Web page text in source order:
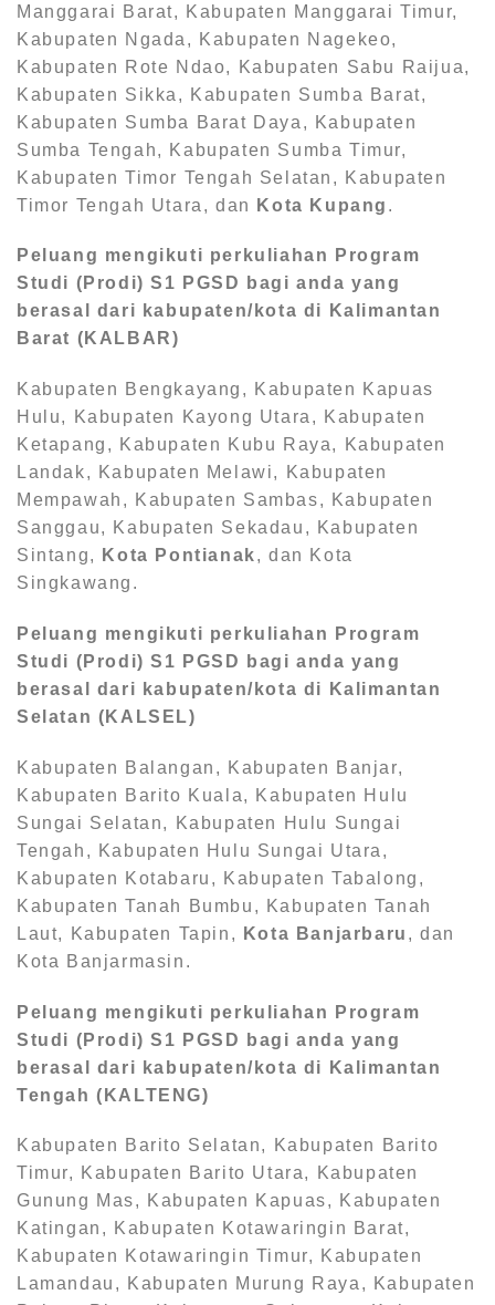
Manggarai Barat, Kabupaten Manggarai Timur,
Kabupaten Ngada, Kabupaten Nagekeo,
Kabupaten Rote Ndao, Kabupaten Sabu Raijua,
Kabupaten Sikka, Kabupaten Sumba Barat,
Kabupaten Sumba Barat Daya, Kabupaten
Sumba Tengah, Kabupaten Sumba Timur,
Kabupaten Timor Tengah Selatan, Kabupaten
Timor Tengah Utara, dan
Kota Kupang .
Peluang mengikuti perkuliahan Program
Studi (Prodi) S1 PGSD bagi anda yang
berasal dari kabupaten/kota di Kalimantan
Barat (KALBAR)
Kabupaten Bengkayang, Kabupaten Kapuas
Hulu, Kabupaten Kayong Utara, Kabupaten
Ketapang, Kabupaten Kubu Raya, Kabupaten
Landak, Kabupaten Melawi, Kabupaten
Mempawah, Kabupaten Sambas, Kabupaten
Sanggau, Kabupaten Sekadau, Kabupaten
Sintang,
Kota Pontianak, dan Kota
Singkawang.
Peluang mengikuti perkuliahan Program
Studi (Prodi) S1 PGSD bagi anda yang
berasal dari kabupaten/kota di Kalimantan
Selatan (KALSEL)
Kabupaten Balangan, Kabupaten Banjar,
Kabupaten Barito Kuala, Kabupaten Hulu
Sungai Selatan, Kabupaten Hulu Sungai
Tengah, Kabupaten Hulu Sungai Utara,
Kabupaten Kotabaru, Kabupaten Tabalong,
Kabupaten Tanah Bumbu, Kabupaten Tanah
Laut, Kabupaten Tapin,
Kota Banjarbaru , dan
Kota Banjarmasin.
Peluang mengikuti perkuliahan Program
Studi (Prodi) S1 PGSD bagi anda yang
berasal dari kabupaten/kota di Kalimantan
Tengah (KALTENG)
Kabupaten Barito Selatan, Kabupaten Barito
Timur, Kabupaten Barito Utara, Kabupaten
Gunung Mas, Kabupaten Kapuas, Kabupaten
Katingan, Kabupaten Kotawaringin Barat,
Kabupaten Kotawaringin Timur, Kabupaten
Lamandau, Kabupaten Murung Raya, Kabupaten